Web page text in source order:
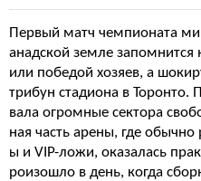
Первый матч чемпионата
анадской земле
или победой хозяев, а
трибун стадиона в Торонто.
вала огромные сектора
ная часть арены, где
ы и VIP-ложи, оказалась
роизошло в день, когда